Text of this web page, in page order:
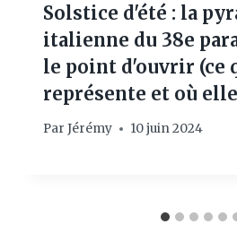
Solstice d'été : la
italienne du 38e
le point d'ouvrir (ce
représente et où
Par Jérémy 10 juin 2024